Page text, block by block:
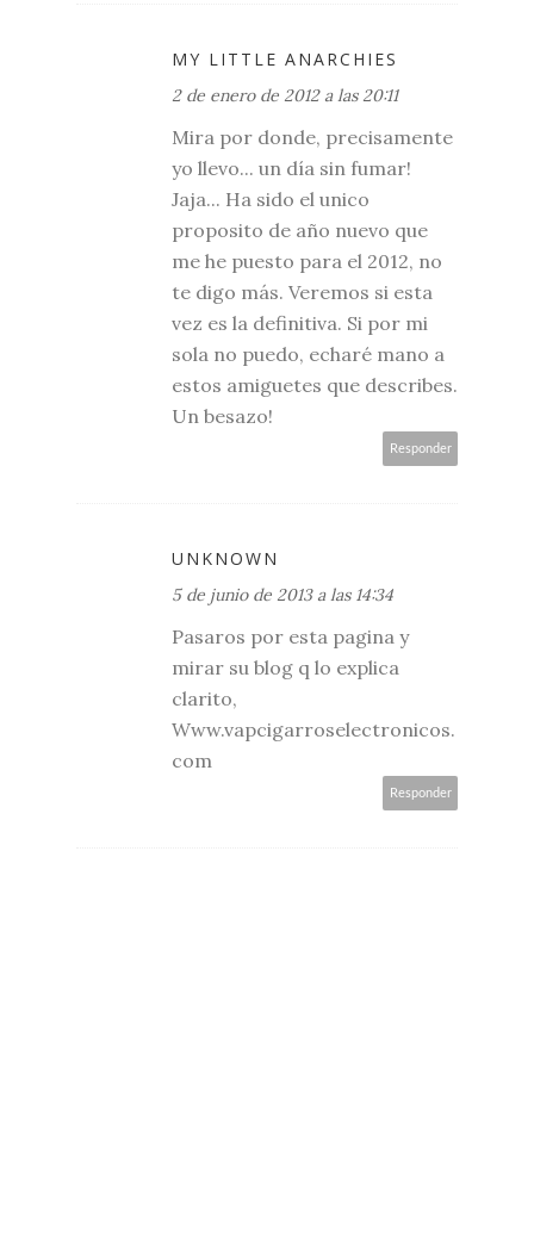
MY LITTLE ANARCHIES
2 de enero de 2012 a las 20:11
Mira por donde, precisamente
yo llevo... un día sin fumar!
Jaja... Ha sido el unico
proposito de año nuevo que
me he puesto para el 2012, no
te digo más. Veremos si esta
vez es la definitiva. Si por mi
sola no puedo, echaré mano a
estos amiguetes que describes.
Un besazo!
Responder
UNKNOWN
5 de junio de 2013 a las 14:34
Pasaros por esta pagina y
mirar su blog q lo explica
clarito,
Www.vapcigarroselectronicos.
com
Responder